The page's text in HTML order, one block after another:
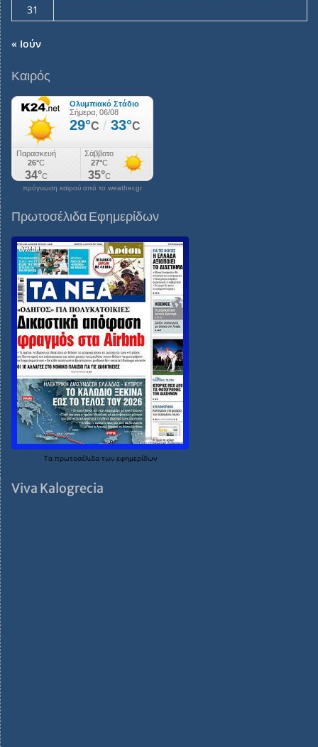
31
« Ιούν
Καιρός
πρόγνωση καιρού από το weather.gr
Πρωτοσέλιδα Εφημερίδων
Τα πρωτοσέλιδα των εφημερίδων
Viva Kalogrecia